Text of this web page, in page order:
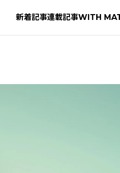
新着記事連載記事WITH